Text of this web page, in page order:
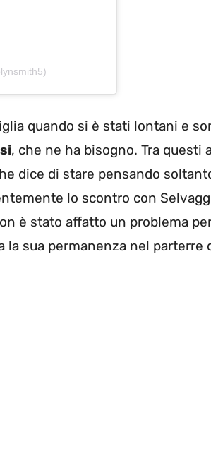
quando si è stati lontani e
, che ne ha bisogno. Tra questi
dice di stare pensando
lo scontro con
è stato affatto un problema
sua permanenza nel parterre